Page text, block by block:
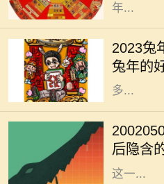
年...
2023兔
兔年的
2023年是
智与灵巧
被视为吉
运。因此
多...
后隐含
每一个出
密码，
一天的组
更是宇宙
这一...